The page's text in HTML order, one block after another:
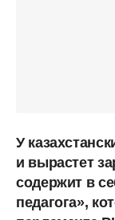
У
и вырастет
содержит в
педагога»,